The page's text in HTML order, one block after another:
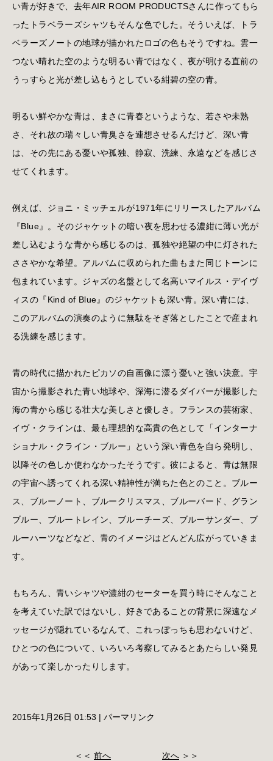
い青が好きで、去年AIR ROOM PRODUCTSさんに作ってもら
ったトラベラーズシャツもそんな色でした。そういえば、トラ
ベラーズノートの地球が描かれたロゴの色もそうですね。雲一
つない晴れた空のような明るい青ではなく、夜が明ける直前の
うっすらと光が差し込もうとしている紺碧の空の青。
明るい鮮やかな青は、まさに青春というような、若さや未熟
さ、それ故の瑞々しい青臭さを連想させるんだけど、深い青
は、その先にある憂いや孤独、静寂、洗練、永遠などを感じさ
せてくれます。
例えば、ジョニ・ミッチェルが1971年にリリースしたアルバム
『Blue』。そのジャケットの暗い夜を思わせる濃紺に薄い光が
差し込むような青から感じるのは、孤独や絶望の中に灯された
ささやかな希望。アルバムに収められた曲もまた同じトーンに
包まれています。ジャズの名盤として名高いマイルス・デイヴ
ィスの『Kind of Blue』のジャケットも深い青。深い青には、
このアルバムの演奏のように無駄をそぎ落としたことで産まれ
る洗練を感じます。
青の時代に描かれたピカソの自画像に漂う憂いと強い決意。宇
宙から撮影された青い地球や、深海に潜るダイバーが撮影した
海の青から感じる壮大な美しさと優しさ。フランスの芸術家、
イヴ・クラインは、最も理想的な高貴の色として「インターナ
ショナル・クライン・ブルー」という深い青色を自ら発明し、
以降その色しか使わなかったそうです。彼によると、青は無限
の宇宙へ誘ってくれる深い精神性が満ちた色とのこと。ブルー
ス、ブルーノート、ブルークリスマス、ブルーバード、グラン
ブルー、ブルートレイン、ブルーチーズ、ブルーサンダー、ブ
ルーハーツなどなど、青のイメージはどんどん広がっていきま
す。
もちろん、青いシャツや濃紺のセーターを買う時にそんなこと
を考えていた訳ではないし、好きであることの背景に深遠なメ
ッセージが隠れているなんて、これっぽっちも思わないけど、
ひとつの色について、いろいろ考察してみるとあたらしい発見
があって楽しかったりします。
2015年1月26日 01:53 | パーマリンク
＜＜ 前へ 次へ ＞＞